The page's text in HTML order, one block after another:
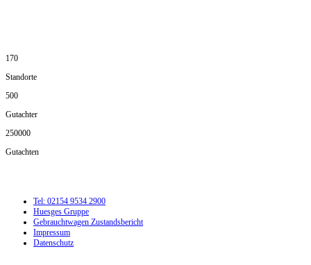
170
Standorte
500
Gutachter
250000
Gutachten
Tel: 02154 9534 2900
Huesges Gruppe
Gebrauchtwagen Zustandsbericht
Impressum
Datenschutz